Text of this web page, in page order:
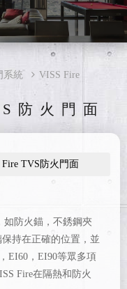
系統
VISS Fire
火門面
TVS防火門面
如防火錨，不銹鋼夾
持在正確的位置，並
EI60，EI90等眾多項
Fire在隔熱和防火